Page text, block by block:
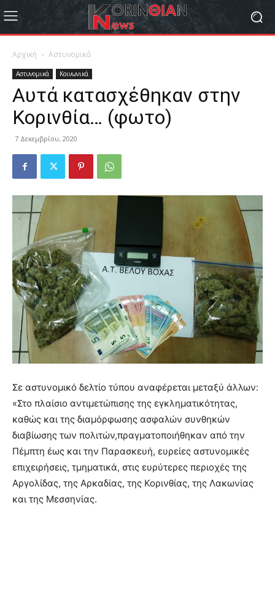
Αρχική Αστυνομικά
Αστυνομικά Κοινωνικά
Αυτά κατασχέθηκαν στην
Κορινθία… (φωτο)
7 Δεκεμβρίου, 2020
Σε αστυνομικό δελτίο τύπου αναφέρεται μεταξύ άλλων:
«Στο πλαίσιο αντιμετώπισης της εγκληματικότητας,
καθώς και της διαμόρφωσης ασφαλών συνθηκών
διαβίωσης των πολιτών,πραγματοποιήθηκαν από την
Πέμπτη έως και την Παρασκευή, ευρείες αστυνομικές
επιχειρήσεις, τμηματικά, στις ευρύτερες περιοχές της
Αργολίδας, της Αρκαδίας, της Κορινθίας, της Λακωνίας
και της Μεσσηνίας.